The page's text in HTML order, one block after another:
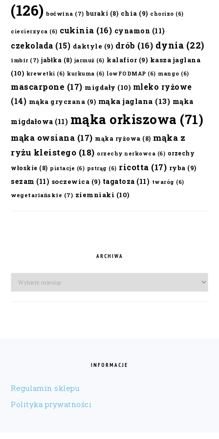
(126) boćwina (7) buraki (8) chia (9) chorizo (6)
ciecierzyca (6) cukinia (16) cynamon (11)
czekolada (15) daktyle (9) drób (16) dynia (22)
imbir (7) jabłka (8) jarmuż (6) kalafior(9) kasza jaglana
(10) krewetki (6) kurkuma (6) lowFODMAP (6) mango (6)
mascarpone (17) migdały (10) mleko ryżowe
(14) mąka gryczana (9) mąka jaglana (13) mąka
migdałowa (11) mąka orkiszowa (71)
mąka owsiana (17) mąka ryżowa (8) mąka z
ryżu kleistego (18) orzechy nerkowca (6) orzechy
włoskie (8) pistacje (6) pstrąg (6) ricotta (17) ryba (9)
sezam (11) soczewica (9) tagatoza (11) twaróg (6)
wegetariańskie (7) ziemniaki (10)
ARCHIWA
Archiwa
INFORMACJE
Regulamin sklepu
Polityka prywatności